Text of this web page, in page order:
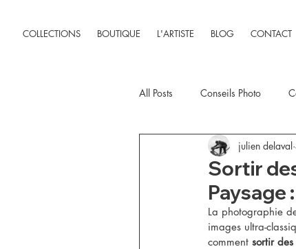
COLLECTIONS BOUTIQUE L'ARTISTE BLOG CONTACT
All Posts Conseils Photo
Test Matériel Photo
Sortir
Paysage
julien delaval
La photographie
images ultra-
comment sortir